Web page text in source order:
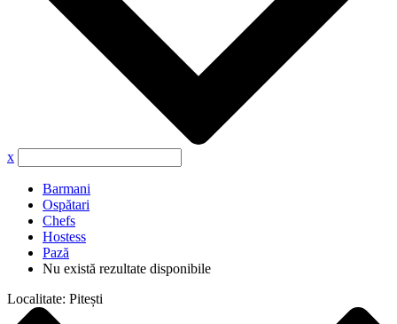
x
Barmani
Ospătari
Chefs
Hostess
Pază
Nu există rezultate disponibile
Localitate: Pitești